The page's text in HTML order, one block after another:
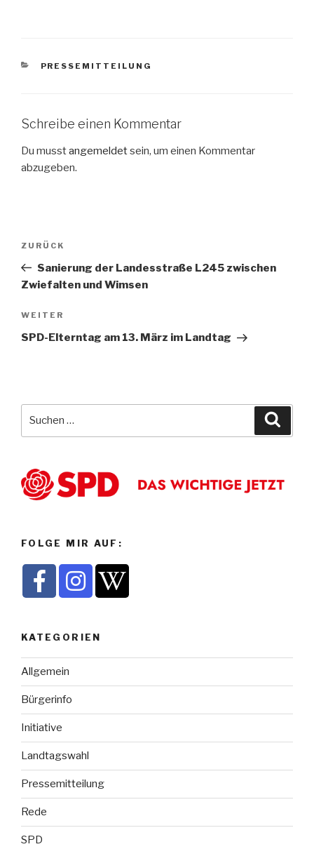
KATEGORIEN
PRESSEMITTEILUNG
Schreibe einen Kommentar
Du musstangemeldetsein, um einen Kommentar
abzugeben.
Beitragsnavigation
Vorheriger
Beitrag
ZURÜCK
Sanierung der Landesstraße L245 zwischen
Zwiefalten und Wimsen
Nächster
Beitrag
WEITER
SPD-Elterntag am 13. März im Landtag
FOLGE MIR AUF:
KATEGORIEN
Allgemein
Bürgerinfo
Initiative
Landtagswahl
Pressemitteilung
Rede
SPD